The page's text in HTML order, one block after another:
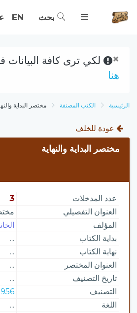
بحث EN
× لكي ترى كافة البيانات
هنا
الرئيسية الكتب المصنفة مختصر البداية
عودة للخلف
مختصر البداية والنهاية
عدد المدخلات
3
العنوان التفصيلي
المؤلف
بداية الكتاب
...
نهاية الكتاب
...
العنوان المختصر
...
تاريخ التصنيف
...
التصنيف
956 | تاريخ إسلامي
اللغة
...